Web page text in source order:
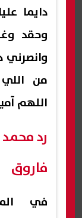
دايما
وحقد
وانصرني
من
اللهم
رد
فاروق
في